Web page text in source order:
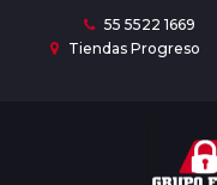
55 5522 1669
Tiendas Progreso